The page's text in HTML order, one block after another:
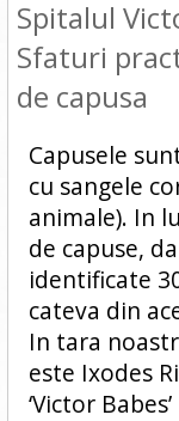
Spitalul
Sfaturi
de capusa
Capusele
cu sangele
animale). In
de capuse,
identificate
cateva din
In tara
este Ixodes
‘Victor